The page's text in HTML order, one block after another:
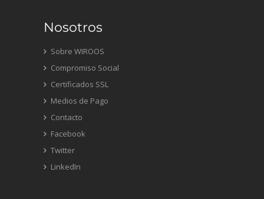
Nosotros
Sobre WIROOS
Compromiso Social
Certificados SSL
Medios de Pago
Contacto
Facebook
Twitter
LinkedIn